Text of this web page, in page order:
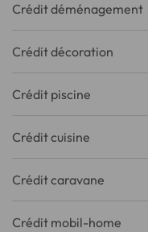
Crédit déménagement
Crédit décoration
Crédit piscine
Crédit cuisine
Crédit caravane
Crédit mobil-home